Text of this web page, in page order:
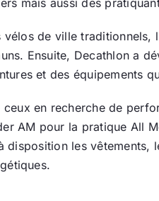
de ville traditionnels,
Ensuite, Decathlon a
et des équipements
ceux en recherche de
AM pour la pratique All
disposition les